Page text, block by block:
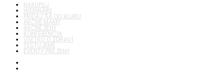
NAKUPUJ
WEBINÁRE
PRIDAJ SA DO KLUBU
AKČNÉ MAMY
AKČNÉ ŽENY
KONFERENCIA
VŠETKO O ZDRAVÍ
TESTUJEME
EVENTY PRE ŽENY